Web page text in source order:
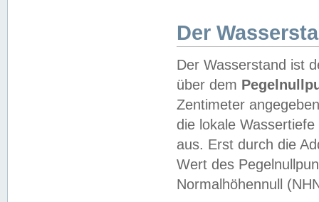
Der
Der Wasserstand ist
über dem
Zentimeter
die lokale
aus. Erst durch die
Wert des
Normalhöhennull